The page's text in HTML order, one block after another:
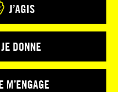
J’AGIS
JE DONNE
M’ENGAGE